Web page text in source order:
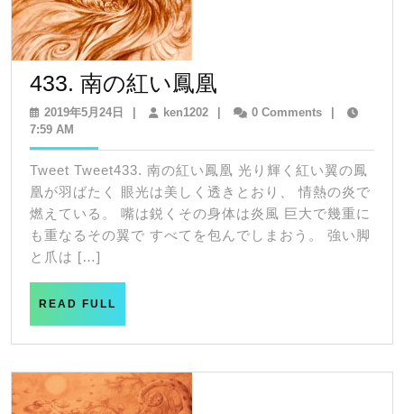
433. 南の紅い鳳凰
南
紅
い
鳳
凰
2019年5月24日
2019
月
日
ken1202ken12020 Comments
7:59 AM
Tweet Tweet433. 南の紅い鳳凰 光り輝く紅い翼の鳳
凰が羽ばたく 眼光は美しく透きとおり、 情熱の炎で
燃えている。 嘴は鋭くその身体は炎風 巨大で幾重に
も重なるその翼で すべてを包んでしまおう。 強い脚
と爪は […]
READ FULL